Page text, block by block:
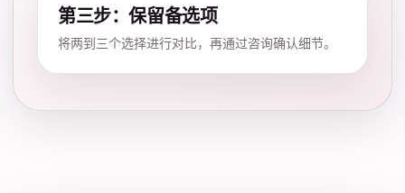
第三步：保留备选项
将两到三个选择进行对比，再通过咨询确认细节。